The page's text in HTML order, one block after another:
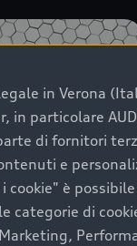
in Verona
in particolare
di fornitori
e
è
di